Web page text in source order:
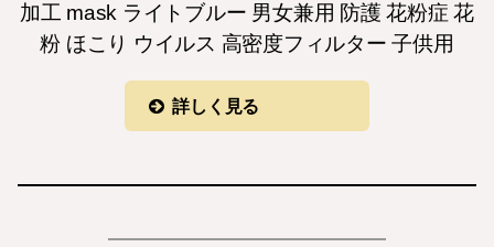
加工 mask ライトブルー 男女兼用 防護 花粉症 花
粉 ほこり ウイルス 高密度フィルター 子供用
詳しく見る